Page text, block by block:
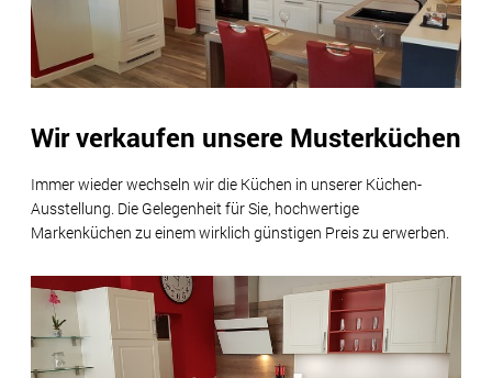
Wir verkaufen unsere Musterküchen
Immer wieder wechseln wir die Küchen in unserer Küchen-
Ausstellung. Die Gelegenheit für Sie, hochwertige
Markenküchen zu einem wirklich günstigen Preis zu erwerben.